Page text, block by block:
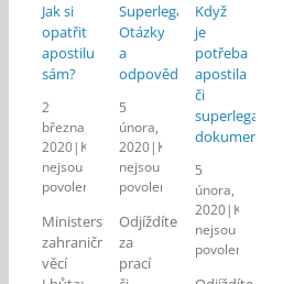
Jak si
opatřit
apostilu
sám?
2
března,
2020| Komentáře
nejsou
povolené
textu
s
názvem
Ministerstvo
zahraničních
věcí
Superlegalizace:
Otázky
a
odpovědi
5
února,
2020| Komentáře
nejsou
povolené
textu
s
názvem
Odjíždíte
za
prací
Když
je
potřeba
apostila
či
superlegalizace
dokumentů
5
února,
2020| Komentáře
nejsou
povolené